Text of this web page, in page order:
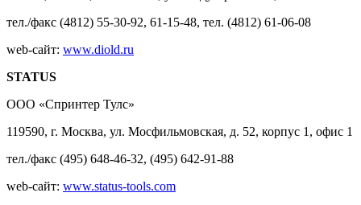
тел./факс (4812) 55-30-92, 61-15-48, тел. (4812) 61-06-08
web-сайт: www.diold.ru
STATUS
ООО «Спринтер Тулс»
119590, г. Москва, ул. Мосфильмовская, д. 52, корпус 1, офис 1
тел./факс (495) 648-46-32, (495) 642-91-88
web-сайт: www.status-tools.com